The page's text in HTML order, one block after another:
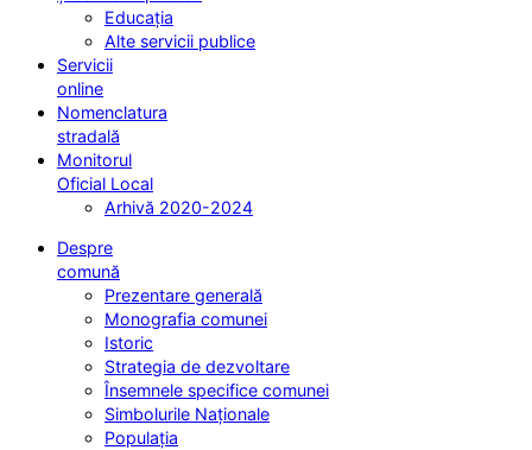
Educația
Alte servicii publice
Servicii
online
Nomenclatura
stradală
Monitorul
Oficial Local
Arhivă 2020-2024
Despre
comună
Prezentare generală
Monografia comunei
Istoric
Strategia de dezvoltare
Însemnele specifice comunei
Simbolurile Naționale
Populația